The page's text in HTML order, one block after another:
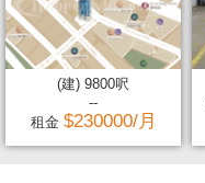
(建) 9800呎
--
租金 $230000/月